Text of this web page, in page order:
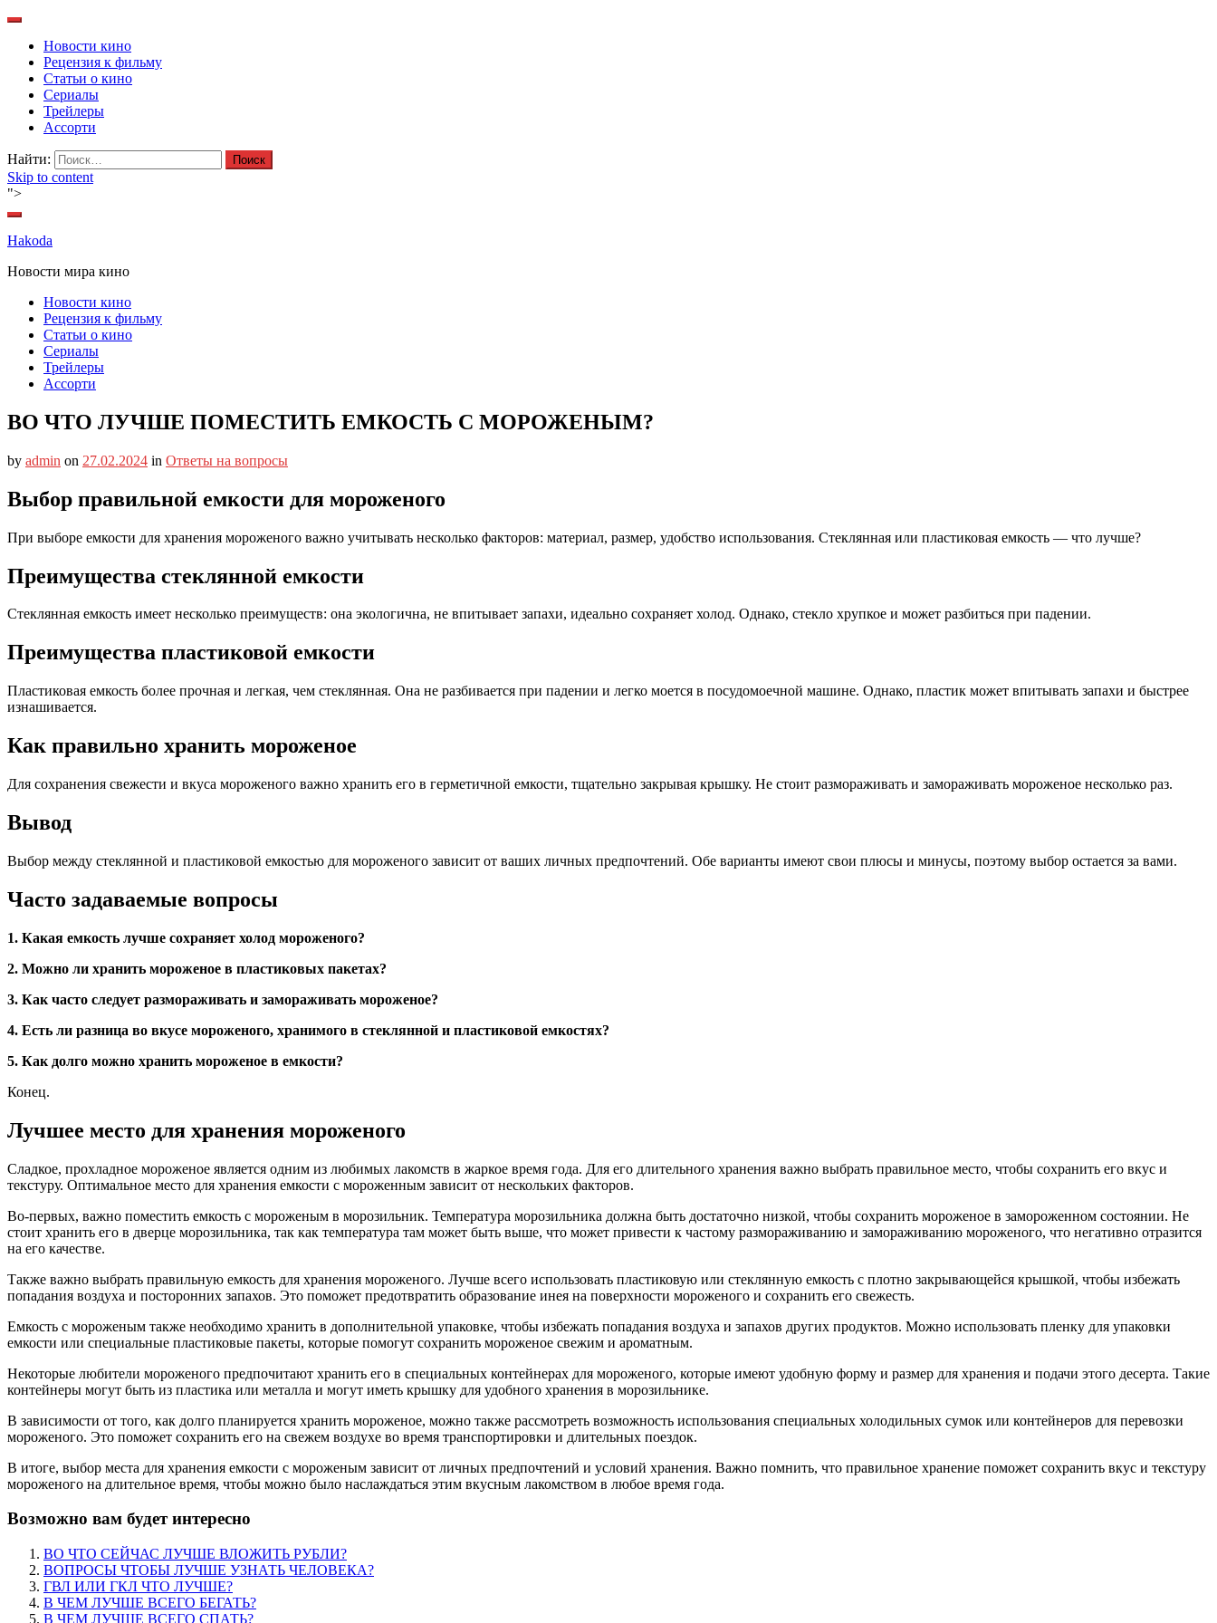
Новости кино
Рецензия к фильму
Статьи о кино
Сериалы
Трейлеры
Ассорти
Найти:
Skip to content
">
Hakoda
Новости мира кино
Новости кино
Рецензия к фильму
Статьи о кино
Сериалы
Трейлеры
Ассорти
ВО ЧТО ЛУЧШЕ ПОМЕСТИТЬ ЕМКОСТЬ С МОРОЖЕНЫМ?
by admin on 27.02.2024 in Ответы на вопросы
Выбор правильной емкости для мороженого
При выборе емкости для хранения мороженого важно учитывать несколько факторов: материал, размер, удобство использования. Стеклянная или пластиковая емкость — что лучше?
Преимущества стеклянной емкости
Стеклянная емкость имеет несколько преимуществ: она экологична, не впитывает запахи, идеально сохраняет холод. Однако, стекло хрупкое и может разбиться при падении.
Преимущества пластиковой емкости
Пластиковая емкость более прочная и легкая, чем стеклянная. Она не разбивается при падении и легко моется в посудомоечной машине. Однако, пластик может впитывать запахи и быстрее
изнашивается.
Как правильно хранить мороженое
Для сохранения свежести и вкуса мороженого важно хранить его в герметичной емкости, тщательно закрывая крышку. Не стоит размораживать и замораживать мороженое несколько раз.
Вывод
Выбор между стеклянной и пластиковой емкостью для мороженого зависит от ваших личных предпочтений. Обе варианты имеют свои плюсы и минусы, поэтому выбор остается за вами.
Часто задаваемые вопросы
1. Какая емкость лучше сохраняет холод мороженого?
2. Можно ли хранить мороженое в пластиковых пакетах?
3. Как часто следует размораживать и замораживать мороженое?
4. Есть ли разница во вкусе мороженого, хранимого в стеклянной и пластиковой емкостях?
5. Как долго можно хранить мороженое в емкости?
Конец.
Лучшее место для хранения мороженого
Сладкое, прохладное мороженое является одним из любимых лакомств в жаркое время года. Для его длительного хранения важно выбрать правильное место, чтобы сохранить его вкус и
текстуру. Оптимальное место для хранения емкости с мороженным зависит от нескольких факторов.
Во-первых, важно поместить емкость с мороженым в морозильник. Температура морозильника должна быть достаточно низкой, чтобы сохранить мороженое в замороженном состоянии. Не
стоит хранить его в дверце морозильника, так как температура там может быть выше, что может привести к частому размораживанию и замораживанию мороженого, что негативно отразится
на его качестве.
Также важно выбрать правильную емкость для хранения мороженого. Лучше всего использовать пластиковую или стеклянную емкость с плотно закрывающейся крышкой, чтобы избежать
попадания воздуха и посторонних запахов. Это поможет предотвратить образование инея на поверхности мороженого и сохранить его свежесть.
Емкость с мороженым также необходимо хранить в дополнительной упаковке, чтобы избежать попадания воздуха и запахов других продуктов. Можно использовать пленку для упаковки
емкости или специальные пластиковые пакеты, которые помогут сохранить мороженое свежим и ароматным.
Некоторые любители мороженого предпочитают хранить его в специальных контейнерах для мороженого, которые имеют удобную форму и размер для хранения и подачи этого десерта. Такие
контейнеры могут быть из пластика или металла и могут иметь крышку для удобного хранения в морозильнике.
В зависимости от того, как долго планируется хранить мороженое, можно также рассмотреть возможность использования специальных холодильных сумок или контейнеров для перевозки
мороженого. Это поможет сохранить его на свежем воздухе во время транспортировки и длительных поездок.
В итоге, выбор места для хранения емкости с мороженым зависит от личных предпочтений и условий хранения. Важно помнить, что правильное хранение поможет сохранить вкус и текстуру
мороженого на длительное время, чтобы можно было наслаждаться этим вкусным лакомством в любое время года.
Возможно вам будет интересно
ВО ЧТО СЕЙЧАС ЛУЧШЕ ВЛОЖИТЬ РУБЛИ?
ВОПРОСЫ ЧТОБЫ ЛУЧШЕ УЗНАТЬ ЧЕЛОВЕКА?
ГВЛ ИЛИ ГКЛ ЧТО ЛУЧШЕ?
В ЧЕМ ЛУЧШЕ ВСЕГО БЕГАТЬ?
В ЧЕМ ЛУЧШЕ ВСЕГО СПАТЬ?